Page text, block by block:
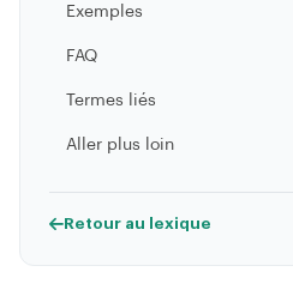
Exemples
FAQ
Termes liés
Aller plus loin
Retour au lexique